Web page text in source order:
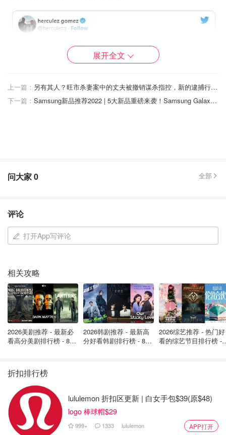
世界杯决赛提供更完善的气候控制。此外，由于它地处美国
中部，有可能在洛杉矶和纽约/新泽西或费城举行半决赛，
然后两者在中部相遇争夺世界杯冠军。
（来源：
Images）
「该文章来自@省钱君-北美省钱快报，版权归原作者所
有」
展开全文
上一篇：
另有其人？旺市杀妻案中的丈夫被撤销谋杀指控，新的逮捕行动已经展开！
下一篇：
Samsung新品推荐2022 | 5大新品重磅来袭！Samsung Galaxy Fold4发售速抢！
问大家0 全部
评论
打开App写评论
相关攻略
2026美剧推荐 - 最新必
看高分美剧排行榜 - 8月
2026韩剧推荐 - 最新高
分好看韩剧排行榜 - 8月
2026综艺推荐 - 热门好
看的综艺节目排行榜 -
折扣排行榜
lululemon 折扣区更新 | 白女手包$39(原$48)
logo 棒球帽$29
999+ 1333 lululemon APP打开